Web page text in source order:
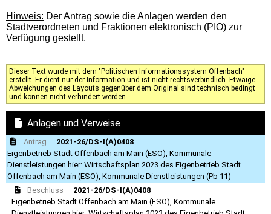
Hinweis: Der Antrag sowie die Anlagen werden den
Stadtverordneten und Fraktionen elektronisch (PIO) zur
Verfügung gestellt.
Dieser Text wurde mit dem "Politischen Informationssystem Offenbach"
erstellt. Er dient nur der Information und ist nicht rechtsverbindlich. Etwaige
Abweichungen des Layouts gegenüber dem Original sind technisch bedingt
und können nicht verhindert werden.
Anlagen und Verweise
Antrag
2021-26/DS-I(A)0408
Eigenbetrieb Stadt Offenbach am Main (ESO), Kommunale
Dienstleistungen hier: Wirtschaftsplan 2023 des Eigenbetrieb Stadt
Offenbach am Main (ESO), Kommunale Dienstleistungen (Pb 11)
Beschluss
2021-26/DS-I(A)0408
Eigenbetrieb Stadt Offenbach am Main (ESO), Kommunale